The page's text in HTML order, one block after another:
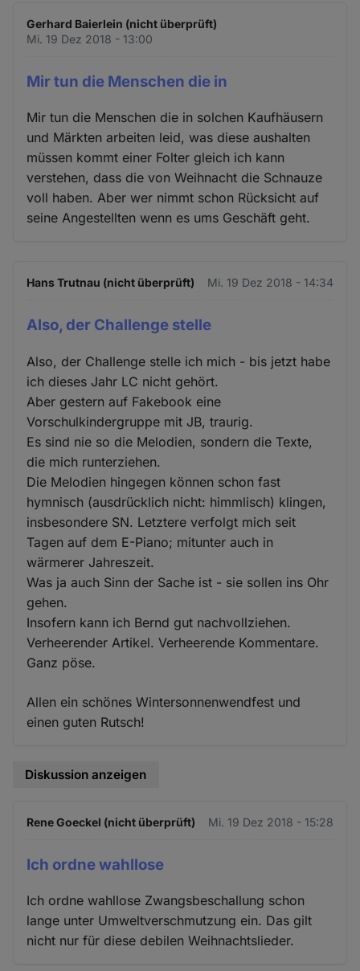
Gerhard Baierlein (nicht überprüft)
Mi. 19 Dez 2018 - 13:00
Mir tun die Menschen die in
Mir tun die Menschen die in solchen Kaufhäusern
und Märkten arbeiten leid, was diese aushalten
müssen kommt einer Folter gleich ich kann
verstehen, dass die von Weihnacht die Schnauze
voll haben. Aber wer nimmt schon Rücksicht auf
seine Angestellten wenn es ums Geschäft geht.
Hans Trutnau (nicht überprüft) Mi. 19 Dez 2018 - 14:34
Also, der Challenge stelle
Also, der Challenge stelle ich mich - bis jetzt habe
ich dieses Jahr LC nicht gehört.
Aber gestern auf Fakebook eine
Vorschulkindergruppe mit JB, traurig.
Es sind nie so die Melodien, sondern die Texte,
die mich runterziehen.
Die Melodien hingegen können schon fast
hymnisch (ausdrücklich nicht: himmlisch) klingen,
insbesondere SN. Letztere verfolgt mich seit
Tagen auf dem E-Piano; mitunter auch in
wärmerer Jahreszeit.
Was ja auch Sinn der Sache ist - sie sollen ins Ohr
gehen.
Insofern kann ich Bernd gut nachvollziehen.
Verheerender Artikel. Verheerende Kommentare.
Ganz pöse.
Allen ein schönes Wintersonnenwendfest und
einen guten Rutsch!
Diskussion anzeigen
Rene Goeckel (nicht überprüft) Mi. 19 Dez 2018 - 15:28
Ich ordne wahllose
Ich ordne wahllose Zwangsbeschallung schon
lange unter Umweltverschmutzung ein. Das gilt
nicht nur für diese debilen Weihnachtslieder.